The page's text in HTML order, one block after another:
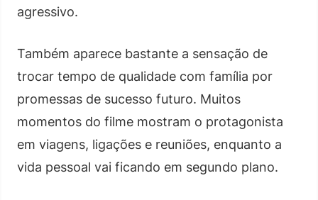
agressivo.
Também aparece bastante a sensação de
trocar tempo de qualidade com família por
promessas de sucesso futuro. Muitos
momentos do filme mostram o protagonista
em viagens, ligações e reuniões, enquanto a
vida pessoal vai ficando em segundo plano.